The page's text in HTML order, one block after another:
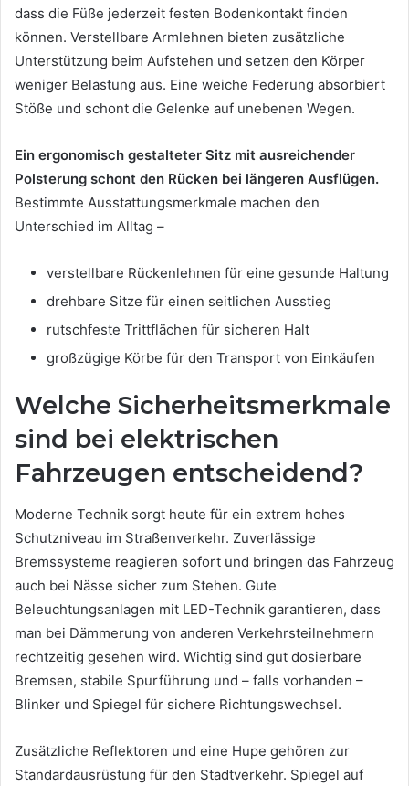
dass die Füße jederzeit festen Bodenkontakt finden
können. Verstellbare Armlehnen bieten zusätzliche
Unterstützung beim Aufstehen und setzen den Körper
weniger Belastung aus. Eine weiche Federung absorbiert
Stöße und schont die Gelenke auf unebenen Wegen.
Ein ergonomisch gestalteter Sitz mit ausreichender
Polsterung schont den Rücken bei längeren Ausflügen.
Bestimmte Ausstattungsmerkmale machen den
Unterschied im Alltag –
verstellbare Rückenlehnen für eine gesunde Haltung
drehbare Sitze für einen seitlichen Ausstieg
rutschfeste Trittflächen für sicheren Halt
großzügige Körbe für den Transport von Einkäufen
Welche Sicherheitsmerkmale
sind bei elektrischen
Fahrzeugen entscheidend?
Moderne Technik sorgt heute für ein extrem hohes
Schutzniveau im Straßenverkehr. Zuverlässige
Bremssysteme reagieren sofort und bringen das Fahrzeug
auch bei Nässe sicher zum Stehen. Gute
Beleuchtungsanlagen mit LED-Technik garantieren, dass
man bei Dämmerung von anderen Verkehrsteilnehmern
rechtzeitig gesehen wird. Wichtig sind gut dosierbare
Bremsen, stabile Spurführung und – falls vorhanden –
Blinker und Spiegel für sichere Richtungswechsel.
Zusätzliche Reflektoren und eine Hupe gehören zur
Standardausrüstung für den Stadtverkehr. Spiegel auf